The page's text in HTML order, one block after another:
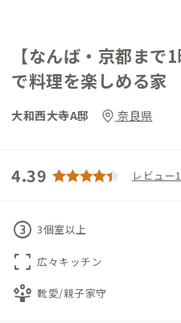
【なんば・京都まで
で料理を楽しめる家
大和西大寺A邸 奈良県
4.39 レビュー
counter_3 3個室以上
fullscreen 広々キッチン
person_play 靴愛/親子家守